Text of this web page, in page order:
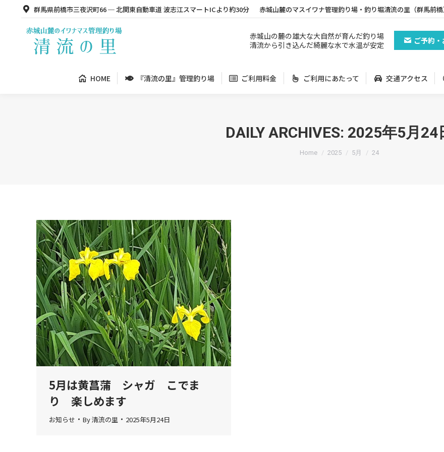
群馬県前橋市三夜沢町66 ─ 北関東自動車道 波志江スマートICより約30分 赤城山麓のマスイワナ管理釣り場・釣り堀清流の里（群馬前
赤城山の麓の雄大な大自然が育んだ釣り場
清流から引き込んだ綺麗な水で水温が安定
ご予約
HOME 『清流の里』管理釣り場 ご利用料金 ご利用にあたって 交通アクセス
DAILY ARCHIVES: 2025年5月24
You are here:
Home 2025 5月 24
5月は黄菖蒲 シャガ こでま
り 楽しめます
お知らせ By清流の里 2025年5月24日
HOME 『清流の里』管理釣り場 ご利用料金 ご利用にあたって 交通アクセス